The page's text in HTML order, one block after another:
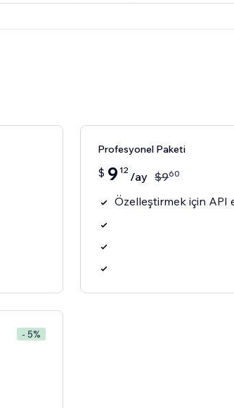
Profesyonel Paketi
$ 9 12 /ay $960
Özelleştirmek için API
- 5%